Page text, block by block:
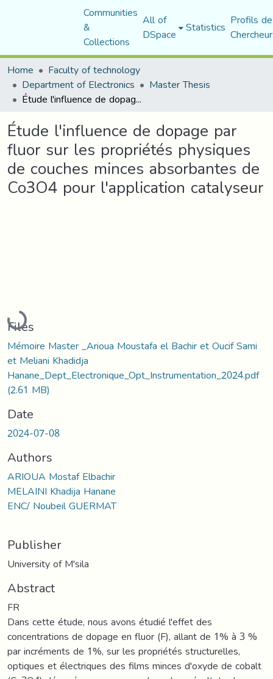
Communities
&
Collections
All of
DSpace Statistics Profils
Home
Faculty of technology
Department of Electronics Master Thesis
Étude l'influence de dopage par fluor sur les propriétés physiques de couches minces absorbantes de Co3O4 pour l'application catalyseur
Étude l'influence de dopage par
fluor sur les propriétés physiques
de couches minces absorbantes de
Co3O4 pour l'application catalyseur
Loading...
Files
Mémoire Master _Arioua Moustafa el Bachir et Oucif Sami
et Meliani Khadidja
Hanane_Dept_Electronique_Opt_Instrumentation_2024.pdf
(2.61 MB)
Date
2024-07-08
Authors
ARIOUA Mostaf Elbachir
MELAINI Khadija Hanane
ENC/ Noubeil GUERMAT
Publisher
University of M'sila
Abstract
FR
Dans cette étude, nous avons étudié l'effet des
concentrations de dopage en fluor (F), allant de 1% à 3 %
par incréments de 1%, sur les propriétés structurelles,
optiques et électriques des films minces d'oxyde de cobalt